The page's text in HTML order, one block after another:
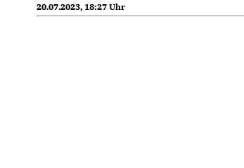
20.07.2023, 18:27 Uhr